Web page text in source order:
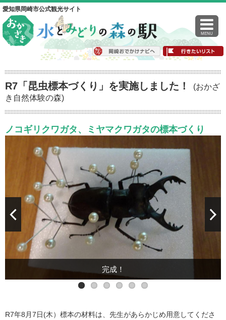
愛知県岡崎市公式観光サイト
MENU
R7「昆虫標本づくり」を実施しました！
(おかざ
き自然体験の森)
ノコギリクワガタ、ミヤマクワガタの標本づくり
完成！
はじめに先生から標本について説明
クワガタの成体などを聞きました
先生のクワガタ標本
意外と硬い！
サプライズでお土産をいただきました！！
R7年8月7日(木）標本の材料は、先生があらかじめ用意してくださ